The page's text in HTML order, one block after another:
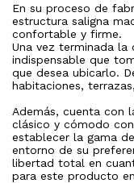
En su proceso de
estructura saligna
confortable y firme.
Una vez terminada la
indispensable que
que desea ubicarlo.
habitaciones,
Además, cuenta con
clásico y cómodo
establecer la gama
entorno de su
libertad total en
para este producto